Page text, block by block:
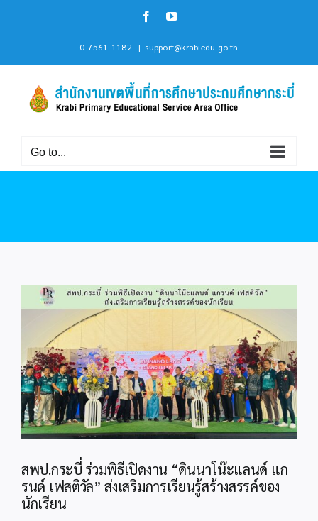
FacebookYouTube
0-7561-1182 | support@krabiedu.go.th
Go to...
View
Larger
สพป.กระบี่ ร่วมพิธีเปิดงาน “ดินนาโน๊ะแลนด์ แก
รนด์ เฟสติวัล” ส่งเสริมการเรียนรู้สร้างสรรค์ของ
นักเรียน